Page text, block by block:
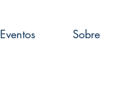
Eventos Sobre